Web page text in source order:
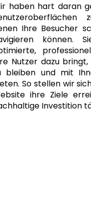
haben hart daran
Ihre Besucher
können.
Nutzer dazu
bleiben und mit
So stellen wir
ihre Ziele
Investition